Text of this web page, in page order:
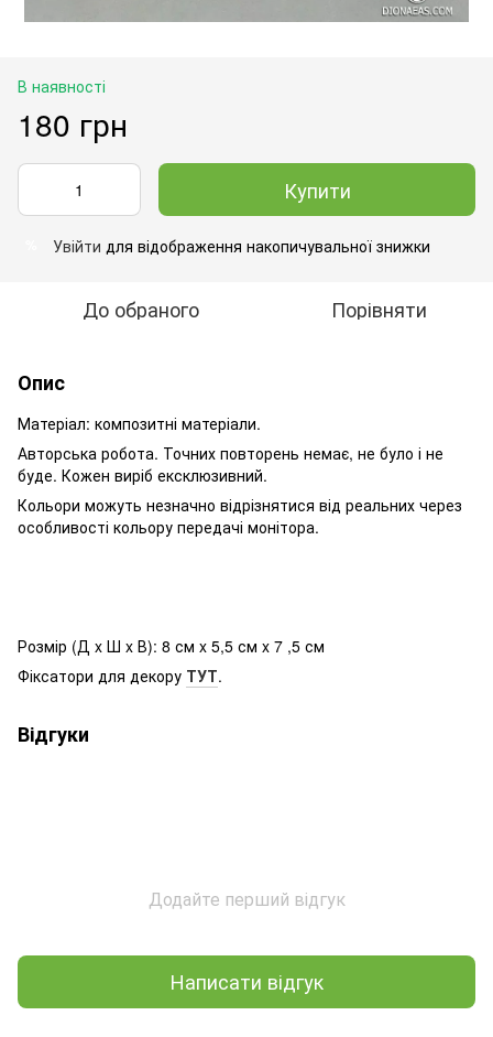
В наявності
180 грн
Купити
Увійти для відображення накопичувальної знижки
До обраного Порівняти
Опис
Матеріал: композитні матеріали.
Авторська робота. Точних повторень немає, не було і не
буде. Кожен виріб ексклюзивний.
Кольори можуть незначно відрізнятися від реальних через
особливості кольору передачі монітора.
Розмір (Д x Ш x В): 8 см x 5,5 см x 7 ,5 см
Фіксатори для декору ТУТ.
Відгуки
Додайте перший відгук
Написати відгук